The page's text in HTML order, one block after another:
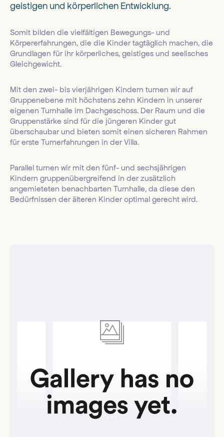
geistigen und körperlichen Entwicklung.
Somit bilden die vielfältigen Bewegungs- und
Körpererfahrungen, die die Kinder tagtäglich machen, die
Grundlagen für ihr körperliches, geistiges und seelisches
Gleichgewicht.
Mit den zwei- bis vierjährigen Kindern turnen wir auf
Gruppenebene mit höchstens zehn Kindern in unserer
eigenen Turnhalle im Dachgeschoss. Der Raum und die
Gruppenstärke sind für die jüngeren Kinder gut
überschaubar und bieten somit einen sicheren Rahmen
für erste Turnerfahrungen in der Villa.
Parallel turnen wir mit den fünf- und sechsjährigen
Kindern gruppenübergreifend in der zusätzlich
angemieteten benachbarten Turnhalle, da diese den
Bedürfnissen der älteren Kinder optimal gerecht wird.